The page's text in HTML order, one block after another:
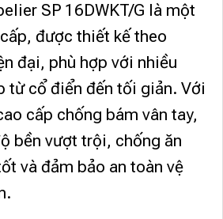
SP 16DWKT/G là một
được thiết kế theo
đại, phù hợp với nhiều
từ cổ điển đến tối giản. Với
cấp chống bám vân tay,
bền vượt trội, chống ăn
và đảm bảo an toàn vệ